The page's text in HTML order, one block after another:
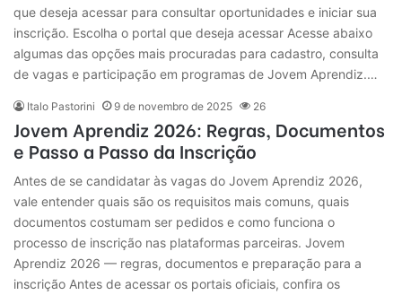
que deseja acessar para consultar oportunidades e iniciar sua
inscrição. Escolha o portal que deseja acessar Acesse abaixo
algumas das opções mais procuradas para cadastro, consulta
de vagas e participação em programas de Jovem Aprendiz.…
Italo Pastorini 9 de novembro de 2025 26
Jovem Aprendiz 2026: Regras, Documentos
e Passo a Passo da Inscrição
Antes de se candidatar às vagas do Jovem Aprendiz 2026,
vale entender quais são os requisitos mais comuns, quais
documentos costumam ser pedidos e como funciona o
processo de inscrição nas plataformas parceiras. Jovem
Aprendiz 2026 — regras, documentos e preparação para a
inscrição Antes de acessar os portais oficiais, confira os